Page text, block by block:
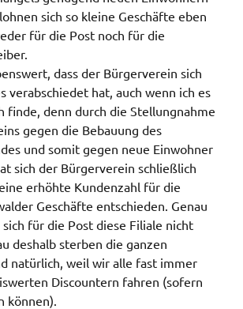
sich so kleine Geschäfte eben
für die Post noch für die
dass der Bürgerverein sich
verabschiedet hat, auch wenn ich es
finde, denn durch die Stellungnahme
gegen die Bebauung des
und somit gegen neue Einwohner
sich der Bürgerverein schließlich
erhöhte Kundenzahl für die
Geschäfte entschieden. Genau
für die Post diese Filiale nicht
deshalb sterben die ganzen
natürlich, weil wir alle fast immer
Discountern fahren (sofern
können).